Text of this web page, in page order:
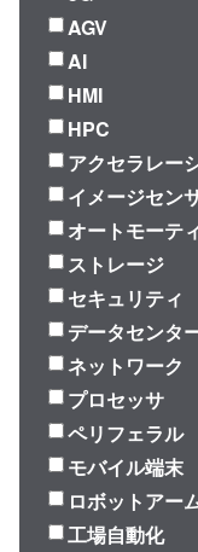
AGV
AI
HMI
HPC
アクセラレー
イメージセン
オートモーテ
ストレージ
セキュリティ
データセンタ
ネットワーク
プロセッサ
ペリフェラル
モバイル端末
ロボットアー
工場自動化